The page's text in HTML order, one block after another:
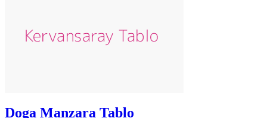
Doga Manzara Tablo